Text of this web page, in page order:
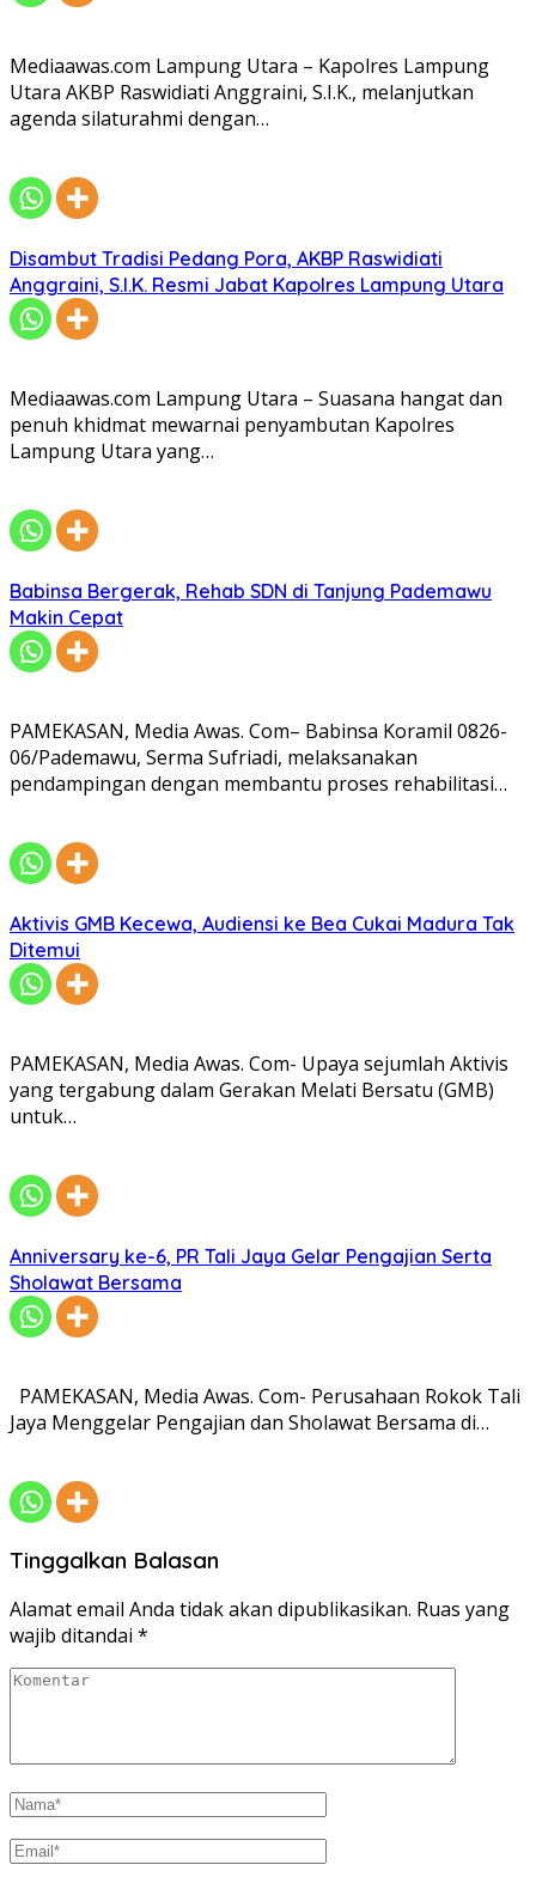
Mediaawas.com Lampung Utara – Kapolres Lampung
Utara AKBP Raswidiati Anggraini, S.I.K., melanjutkan
agenda silaturahmi dengan…
Disambut Tradisi Pedang Pora, AKBP Raswidiati
Anggraini, S.I.K. Resmi Jabat Kapolres Lampung Utara
Mediaawas.com Lampung Utara – Suasana hangat dan
penuh khidmat mewarnai penyambutan Kapolres
Lampung Utara yang…
Babinsa Bergerak, Rehab SDN di Tanjung Pademawu
Makin Cepat
PAMEKASAN, Media Awas. Com– Babinsa Koramil 0826-
06/Pademawu, Serma Sufriadi, melaksanakan
pendampingan dengan membantu proses rehabilitasi…
Aktivis GMB Kecewa, Audiensi ke Bea Cukai Madura Tak
Ditemui
PAMEKASAN, Media Awas. Com- Upaya sejumlah Aktivis
yang tergabung dalam Gerakan Melati Bersatu (GMB)
untuk…
Anniversary ke-6, PR Tali Jaya Gelar Pengajian Serta
Sholawat Bersama
PAMEKASAN, Media Awas. Com- Perusahaan Rokok Tali
Jaya Menggelar Pengajian dan Sholawat Bersama di…
Tinggalkan Balasan
Alamat email Anda tidak akan dipublikasikan. Ruas yang
wajib ditandai *